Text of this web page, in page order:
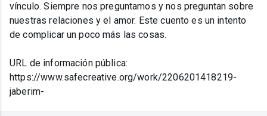
vínculo. Siempre nos preguntamos y nos preguntan sobre
nuestras relaciones y el amor. Este cuento es un intento
de complicar un poco más las cosas.
URL de información pública:
https://www.safecreative.org/work/2206201418219-
jaberim-